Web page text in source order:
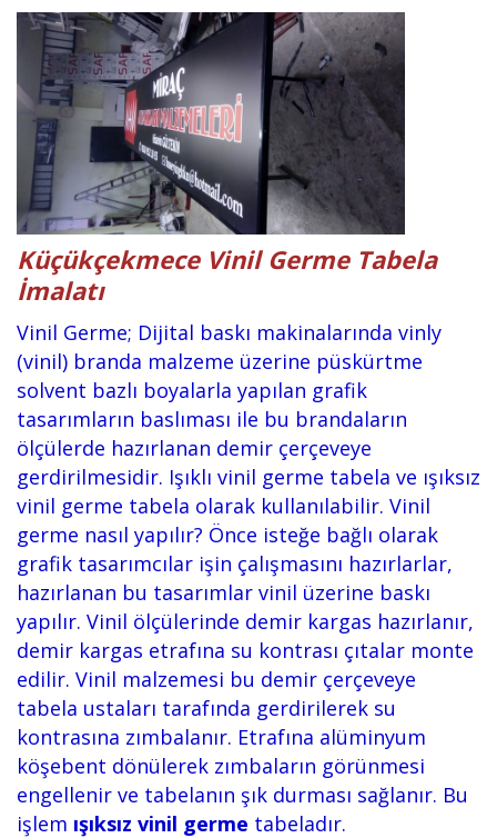
Küçükçekmece Vinil Germe Tabela
İmalatı
Vinil Germe; Dijital baskı makinalarında vinly
(vinil) branda malzeme üzerine püskürtme
solvent bazlı boyalarla yapılan grafik
tasarımların baslıması ile bu brandaların
ölçülerde hazırlanan demir çerçeveye
gerdirilmesidir. Işıklı vinil germe tabela ve ışıksız
vinil germe tabela olarak kullanılabilir. Vinil
germe nasıl yapılır? Önce isteğe bağlı olarak
grafik tasarımcılar işin çalışmasını hazırlarlar,
hazırlanan bu tasarımlar vinil üzerine baskı
yapılır. Vinil ölçülerinde demir kargas hazırlanır,
demir kargas etrafına su kontrası çıtalar monte
edilir. Vinil malzemesi bu demir çerçeveye
tabela ustaları tarafında gerdirilerek su
kontrasına zımbalanır. Etrafına alüminyum
köşebent dönülerek zımbaların görünmesi
engellenir ve tabelanın şık durması sağlanır. Bu
işlem ışıksız vinil germe tabeladır.